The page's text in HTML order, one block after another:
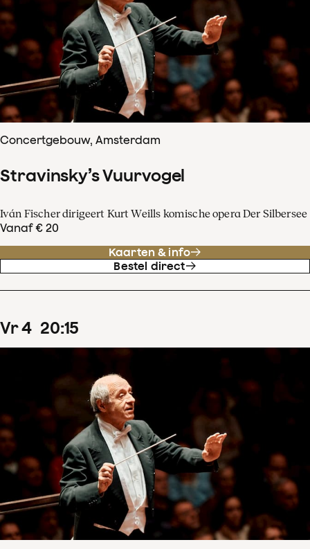
Concertgebouw, Amsterdam
Stravinsky’s Vuurvogel
Iván Fischer dirigeert Kurt Weills komische opera Der Silbersee
Vanaf € 20
Kaarten & info
Bestel direct
vr4 20:15